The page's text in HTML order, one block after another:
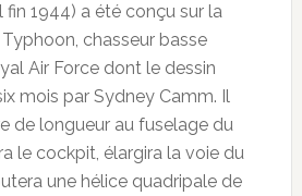
1944) a été conçu sur la
chasseur basse
Air Force dont le dessin
mois par Sydney Camm. Il
de longueur au fuselage du
le cockpit, élargira la voie du
une hélice quadripale de